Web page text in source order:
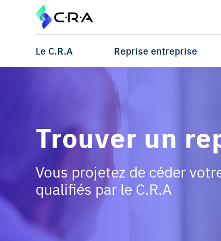
Le C.R.A Reprise entreprise
Trouver un
Vous projetez de céder
qualifiés par le C.R.A